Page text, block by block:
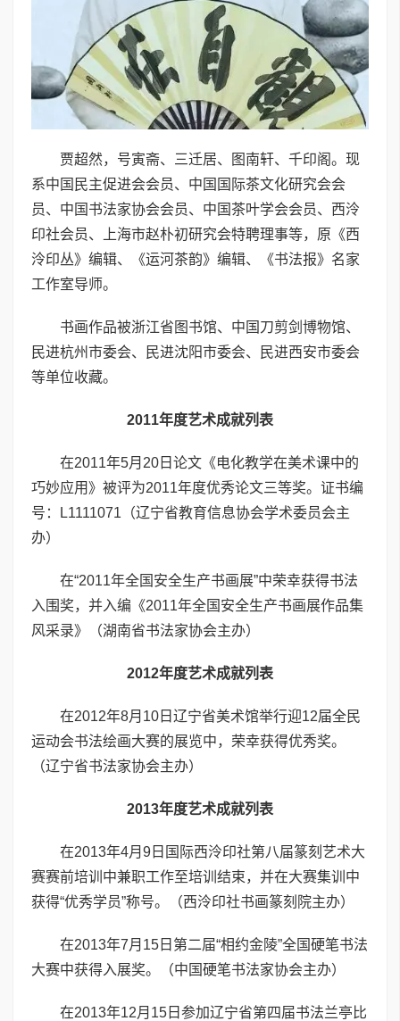
贾超然，号寅斋、三迁居、图南轩、千印阁。现
系中国民主促进会会员、中国国际茶文化研究会会
员、中国书法家协会会员、中国茶叶学会会员、西泠
印社会员、上海市赵朴初研究会特聘理事等，原《西
泠印丛》编辑、《运河茶韵》编辑、《书法报》名家
工作室导师。
书画作品被浙江省图书馆、中国刀剪剑博物馆、
民进杭州市委会、民进沈阳市委会、民进西安市委会
等单位收藏。
2011年度艺术成就列表
在2011年5月20日论文《电化教学在美术课中的
巧妙应用》被评为2011年度优秀论文三等奖。证书编
号：L1111071（辽宁省教育信息协会学术委员会主
办）
在“2011年全国安全生产书画展”中荣幸获得书法
入围奖，并入编《2011年全国安全生产书画展作品集
风采录》（湖南省书法家协会主办）
2012年度艺术成就列表
在2012年8月10日辽宁省美术馆举行迎12届全民
运动会书法绘画大赛的展览中，荣幸获得优秀奖。
（辽宁省书法家协会主办）
2013年度艺术成就列表
在2013年4月9日国际西泠印社第八届篆刻艺术大
赛赛前培训中兼职工作至培训结束，并在大赛集训中
获得“优秀学员”称号。（西泠印社书画篆刻院主办）
在2013年7月15日第二届“相约金陵”全国硬笔书法
大赛中获得入展奖。（中国硬笔书法家协会主办）
在2013年12月15日参加辽宁省第四届书法兰亭比